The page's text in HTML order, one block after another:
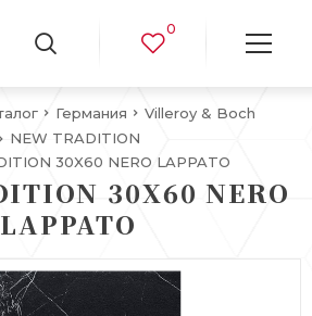
0
Германия
Villeroy & Boch
NEW TRADITION
30X60 NERO LAPPATO
30X60 NERO
LAPPATO